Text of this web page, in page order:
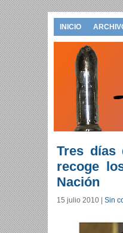
INICIO
Tres días
recoge
Nación
15 julio 2010 Sin